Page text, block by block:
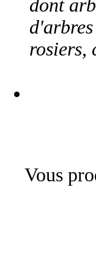
dont
rosiers,
Vous